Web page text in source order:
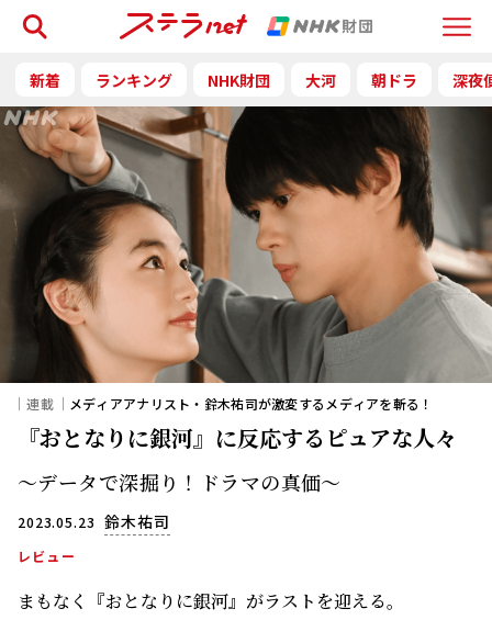
Menu
検索
新着 ランキング NHK財団 大河 朝ドラ 深夜
｜連載｜ メディアアナリスト・鈴木祐司が激変するメディアを斬る！
『おとなりに銀河』に反応するピュアな人々
～データで深掘り！ドラマの真価～
2023.05.23 鈴木祐司
レビュー
まもなく『おとなりに銀河』がラストを迎える。